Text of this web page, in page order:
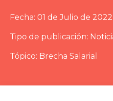
Fecha: 01 de Julio de 2022
Tipo de publicación:
Tópico: Brecha Salarial